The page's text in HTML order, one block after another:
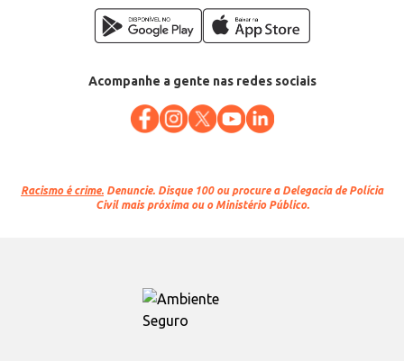
Acompanhe a gente nas redes sociais
Racismo é crime. Denuncie. Disque 100 ou procure a Delegacia de Polícia
Civil mais próxima ou o Ministério Público.